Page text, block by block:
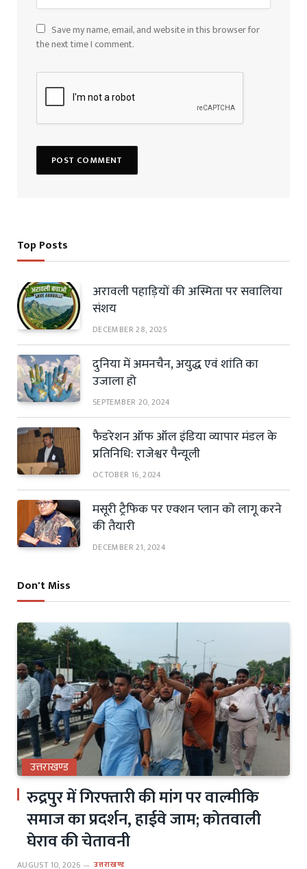
Save my name, email, and website in this browser for
the next time I comment.
Top Posts
अरावली पहाड़ियों की अस्मिता पर सवालिया
संशय
DECEMBER 28, 2025
दुनिया में अमनचैन, अयुद्ध एवं शांति का
उजाला हो
SEPTEMBER 20, 2024
फैडरेशन ऑफ ऑल इंडिया व्यापार मंडल के
प्रतिनिधि: राजेश्वर पैन्यूली
OCTOBER 16, 2024
मसूरी ट्रैफिक पर एक्शन प्लान को लागू करने
की तैयारी
DECEMBER 21, 2024
Don't Miss
उत्तराखण्ड
रुद्रपुर में गिरफ्तारी की मांग पर वाल्मीकि
समाज का प्रदर्शन, हाईवे जाम; कोतवाली
घेराव की चेतावनी
AUGUST 10, 2026 उत्तराखण्ड